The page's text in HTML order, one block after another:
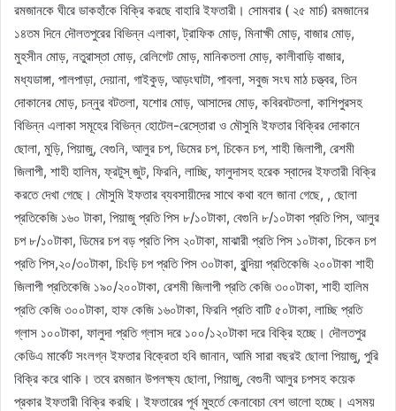
রমজানকে ঘীরে ডাকহাঁকে বিক্রি করছে বাহারি ইফতারী। সোমবার ( ২৫ মার্চ) রমজানের
১৪তম দিনে দৌলতপুরের বিভিন্ন এলাকা, ট্রাফিক মোড়, মিনাক্ষী মোড়, বাজার মোড়,
মুহসীন মোড়, নতুরাস্তা মোড়, রেলিগেট মোড়, মানিকতলা মোড়, কালীবাড়ি বাজার,
মধ্যডাঙ্গা, পালপাড়া, দেয়ানা, গাইকুড়, আড়ংঘাটা, পাবলা, সবুজ সংঘ মাঠ চত্ত্বর, তিন
দোকানের মোড়, চন্নুর বটতলা, যশোর মোড়, আসাদের মোড়, কবিরবটতলা, কাশিপুরসহ
বিভিন্ন এলাকা সমূহের বিভিন্ন হোটেল-রেস্তোরা ও মৌসুমি ইফতার বিক্রির দোকানে
ছোলা, মুড়ি, পিয়াজু, বেগুনি, আলুর চপ, ডিমের চপ, চিকেন চপ, শাহী জিলাপী, রেশমী
জিলাপী, শাহী হালিম, ফ্রটুস্ জুট, ফিরনি, লাচ্ছি, ফালুদাসহ হরেক স্বাদের ইফতারী বিক্রি
করতে দেখা গেছে। মৌসুমি ইফতার ব্যবসায়ীদের সাথে কথা বলে জানা গেছে, , ছোলা
প্রতিকেজি ১৬০ টাকা, পিয়াজু প্রতি পিস ৮/১০টাকা, বেগুনি ৮/১০টাকা প্রতি পিস, আলুর
চপ ৮/১০টাকা, ডিমের চপ বড় প্রতি পিস ২০টাকা, মাঝারী প্রতি পিস ১০টাকা, চিকেন চপ
প্রতি পিস,২০/৩০টাকা, চিংড়ি চপ প্রতি পিস ৩০টাকা, বুন্দিয়া প্রতিকেজি ২০০টাকা শাহী
জিলাপী প্রতিকেজি ১৯০/২০০টাকা, রেশমী জিলাপী প্রতি কেজি ৩০০টাকা, শাহী হালিম
প্রতি কেজি ৩০০টাকা, হাফ কেজি ১৬০টাকা, ফিরনি প্রতি বাটি ৫০টাকা, লাচ্ছি প্রতি
গ্লাস ১০০টাকা, ফালুদা প্রতি গ্লাস দরে ১০০/১২০টাকা দরে বিক্রি হচ্ছে। দৌলতপুর
কেডিএ মার্কেট সংলগ্ন ইফতার বিক্রেতা হবি জানান, আমি সারা বছরই ছোলা পিয়াজু, পুরি
বিক্রি করে থাকি। তবে রমজান উপলক্ষ্য ছোলা, পিয়াজু, বেগুনী আলুর চপসহ কয়েক
প্রকার ইফতারী বিক্রি করছি। ইফতারের পূর্ব মুহুর্তে কেনাবেচা বেশ ভালো হচ্ছে। এসময়